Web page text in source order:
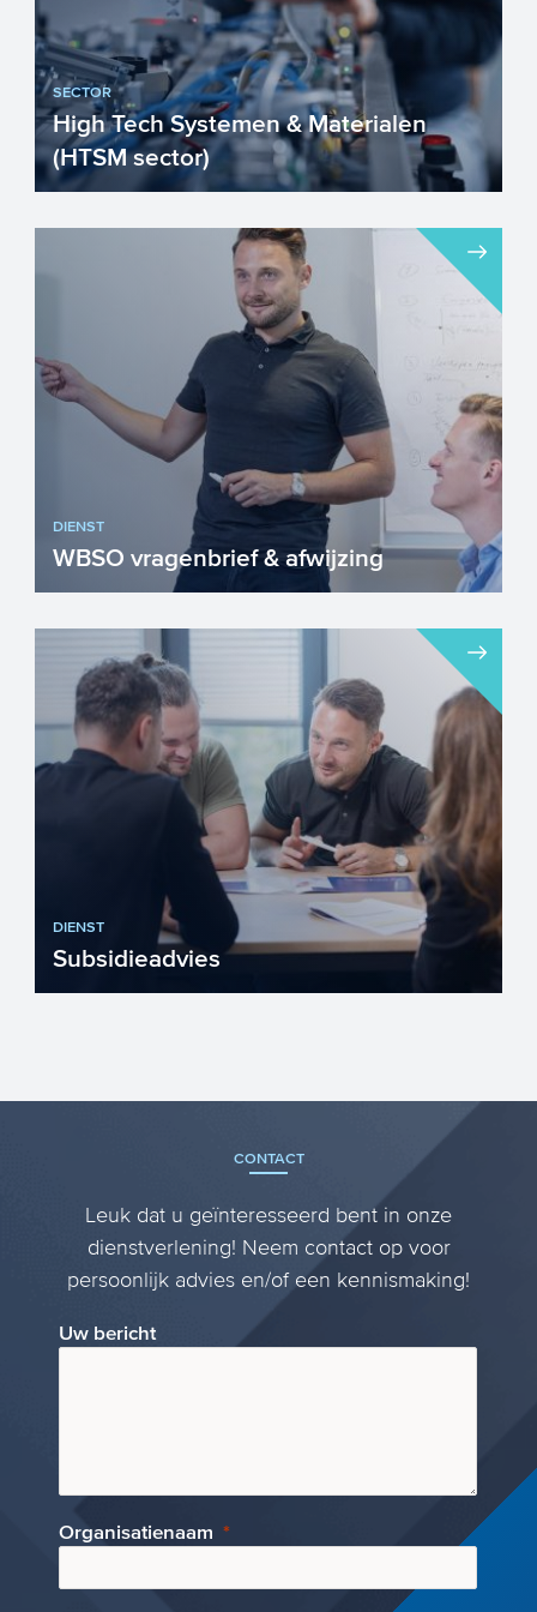
SECTOR
High Tech Systemen & Materialen
(HTSM sector)
Nederland is trots op haar
toonaangevende High Tech sector.
Nederlandse High Tech materialen,
DIENST
WBSO vragenbrief & afwijzing
DIENST
Subsidieadvies
CONTACT
Leuk dat u geïnteresseerd bent in onze
dienstverlening! Neem contact op voor
persoonlijk advies en/of een kennismaking!
Uw bericht
Organisatienaam